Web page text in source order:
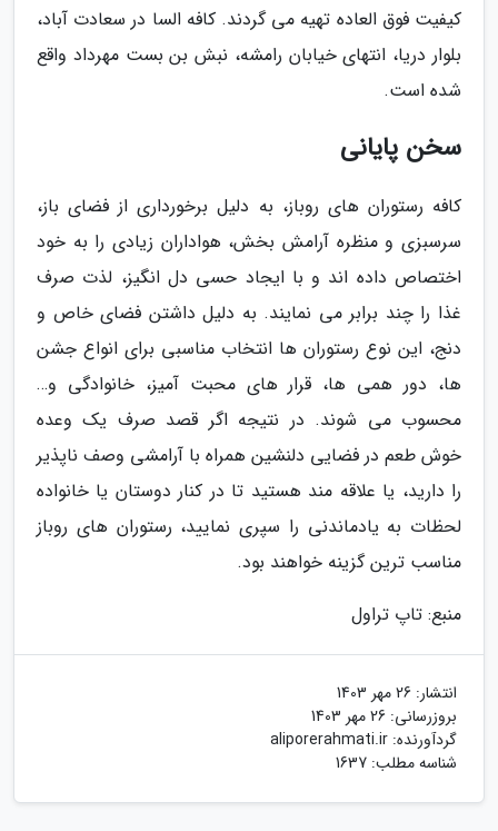
کیفیت فوق العاده تهیه می گردند. کافه السا در سعادت آباد،
بلوار دریا، انتهای خیابان رامشه، نبش بن بست مهرداد واقع
شده است.
سخن پایانی
کافه رستوران های روباز، به دلیل برخورداری از فضای باز،
سرسبزی و منظره آرامش بخش، هواداران زیادی را به خود
اختصاص داده اند و با ایجاد حسی دل انگیز، لذت صرف
غذا را چند برابر می نمایند. به دلیل داشتن فضای خاص و
دنج، این نوع رستوران ها انتخاب مناسبی برای انواع جشن
ها، دور همی ها، قرار های محبت آمیز، خانوادگی و…
محسوب می شوند. در نتیجه اگر قصد صرف یک وعده
خوش طعم در فضایی دلنشین همراه با آرامشی وصف ناپذیر
را دارید، یا علاقه مند هستید تا در کنار دوستان یا خانواده
لحظات به یادماندنی را سپری نمایید، رستوران های روباز
مناسب ترین گزینه خواهند بود.
منبع: تاپ تراول
انتشار: 26 مهر 1403
بروزرسانی: 26 مهر 1403
گردآورنده: aliporerahmati.ir
شناسه مطلب: 1637